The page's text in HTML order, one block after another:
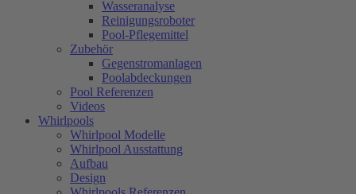
Wasseranalyse
Reinigungsroboter
Pool-Pflegemittel
Zubehör
Gegenstromanlagen
Poolabdeckungen
Pool Referenzen
Videos
Whirlpools
Whirlpool Modelle
Whirlpool Ausstattung
Aufbau
Design